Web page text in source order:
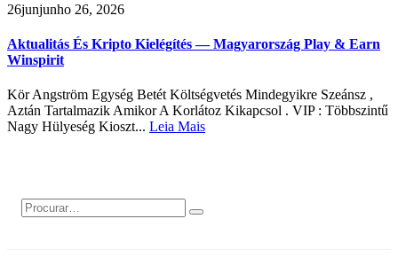
26junjunho 26, 2026
Aktualitás És Kripto Kielégítés — Magyarország Play & Earn
Winspirit
Kör Angström Egység Betét Költségvetés Mindegyikre Szeánsz ,
Aztán Tartalmazik Amikor A Korlátoz Kikapcsol . VIP : Többszintű
Nagy Hülyeség Kioszt... Leia Mais